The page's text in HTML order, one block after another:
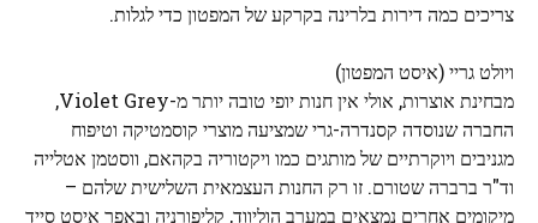
צריכים כמה דירות בלרינה בקרקע של המפטון כדי לגלות.
ויולט גריי (איסט המפטון)
מבחינת אוצרות, אולי אין חנות יופי טובה יותר מ-Violet Grey,
החברה שנוסדה קסנדרה-גרי שמציעה מוצרי קוסמטיקה וטיפוח
מגניבים ויוקרתיים של מותגים כמו ויקטוריה בקהאם, ווסטמן אטלייה
וד"ר ברברה שטורם. זו רק החנות העצמאית השלישית שלהם –
מיקומים אחרים נמצאים במערב הוליווד, קליפורניה ובאפר איסט סייד